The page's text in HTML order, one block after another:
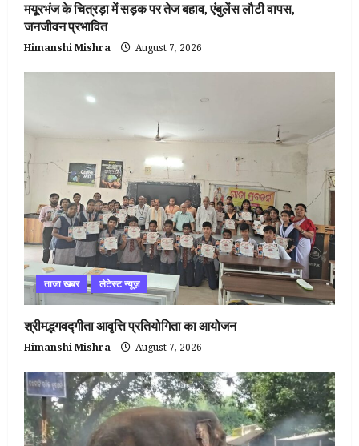
मयूरभंज के चित्रड़ा में सड़क पर तेज बहाव, एंबुलेंस लौटी वापस,
जनजीवन प्रभावित
Himanshi Mishra August 7, 2026
ताजा खबर लेटेस्ट न्यूज़
श्रीमद्भगवद्गीता आवृत्ति प्रतियोगिता का आयोजन
Himanshi Mishra August 7, 2026